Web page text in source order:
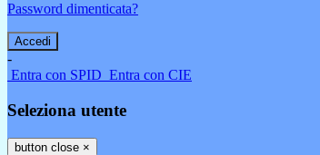
Password dimenticata?
-
Entra con SPID Entra con CIE
Seleziona utente
button close ×